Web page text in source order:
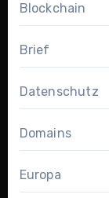
Blockchain
Brief
Datenschutz
Domains
Europa